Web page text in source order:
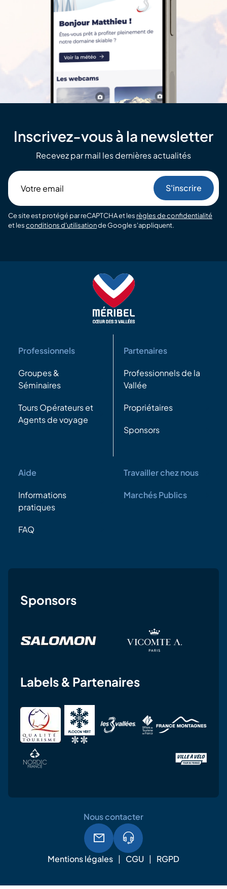
Inscrivez-vous à la newsletter
Recevez par mail les dernières actualités
email
Ce site est protégé par reCAPTCHA et les règles de confidentialité
et lesconditions d'utilisationde Google s'appliquent.
Professionnels
Groupes &
Séminaires
Tours Opérateurs et
Agents de voyage
Partenaires
Professionnels de la
Vallée
Propriétaires
Sponsors
Aide
Informations
pratiques
FAQ
Travailler chez nous
Marchés Publics
Sponsors
Labels & Partenaires
Mentions légales CGU RGPD
Nous contacter